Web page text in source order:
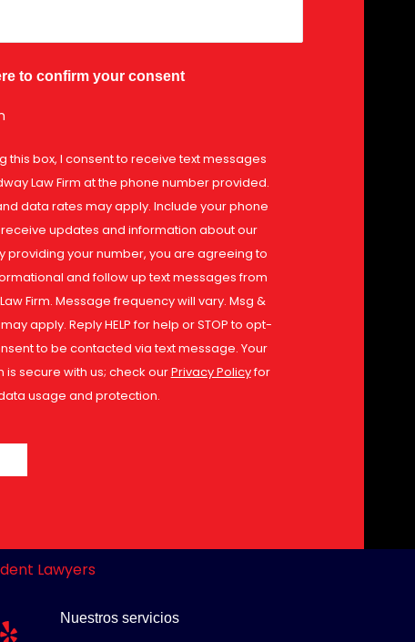
to confirm your consent
this box, I consent to receive text messages
Law Firm at the phone number provided.
data rates may apply. Include your phone
updates and information about our
providing your number, you are agreeing to
and follow up text messages from
Firm. Message frequency will vary. Msg &
apply. Reply HELP for help or STOP to opt-
to be contacted via text message. Your
is secure with us; check ourPrivacy Policyfor
usage and protection.
Y Nuestros servicios